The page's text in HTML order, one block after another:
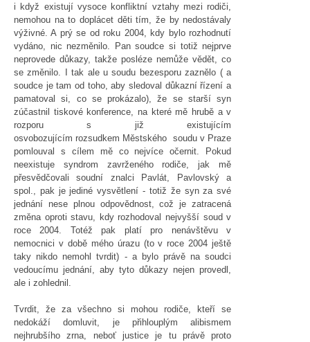
i když existují vysoce konfliktní vztahy mezi rodiči,
nemohou na to doplácet děti tím, že by nedostávaly
výživné. A prý se od roku 2004, kdy bylo rozhodnutí
vydáno, nic nezměnilo. Pan soudce si totiž nejprve
neprovede důkazy, takže posléze nemůže vědět, co
se změnilo. I tak ale u soudu bezesporu zaznělo ( a
soudce je tam od toho, aby sledoval důkazní řízení a
pamatoval si, co se prokázalo), že se starší syn
zúčastnil tiskové konference, na které mě hrubě a v
rozporu s již existujícím
osvobozujícím rozsudkem Městského soudu v Praze
pomlouval s cílem mě co nejvíce očernit. Pokud
neexistuje syndrom zavrženého rodiče, jak mě
přesvědčovali soudní znalci Pavlát, Pavlovský a
spol., pak je jediné vysvětlení - totiž že syn za své
jednání nese plnou odpovědnost, což je zatracená
změna oproti stavu, kdy rozhodoval nejvyšší soud v
roce 2004. Totéž pak platí pro nenávštěvu v
nemocnici v době mého úrazu (to v roce 2004 ještě
taky nikdo nemohl tvrdit) - a bylo právě na soudci
vedoucímu jednání, aby tyto důkazy nejen provedl,
ale i zohlednil.
Tvrdit, že za všechno si mohou rodiče, kteří se
nedokáží domluvit, je přihlouplým alibismem
nejhrubšího zrna, neboť justice je tu právě proto